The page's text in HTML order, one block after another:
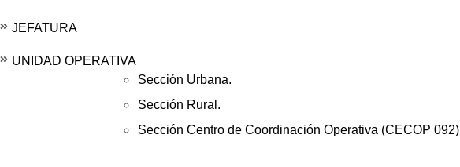
JEFATURA
UNIDAD OPERATIVA
Sección Urbana.
Sección Rural.
Sección Centro de Coordinación Operativa (CECOP 092)